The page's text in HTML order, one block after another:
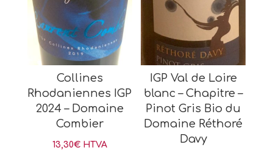
Collines
Rhodaniennes IGP
2024 – Domaine
Combier
13,30€ HTVA
IGP Val de Loire
blanc – Chapitre –
Pinot Gris Bio du
Domaine Réthoré
Davy